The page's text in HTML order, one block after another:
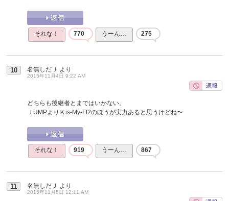
それな！ 770 うーん… 275
10 名無しだＪ より
2015年11月4日 9:22 AM
どちらも後継者とまではいかない。
ＪUMPよりＫis-My-Ft2のほうが実力あると思うけどね〜
それな！ 919 うーん… 867
11 名無しだＪ より
2015年11月5日 12:11 AM